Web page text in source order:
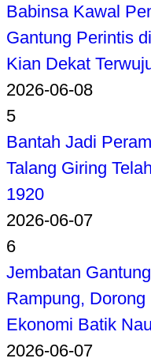
Babinsa Kawal
Gantung Perintis
Kian Dekat
2026-06-08
5
Bantah Jadi
Talang Giring
1920
2026-06-07
6
Jembatan
Rampung,
Ekonomi Batik Nau
2026-06-07